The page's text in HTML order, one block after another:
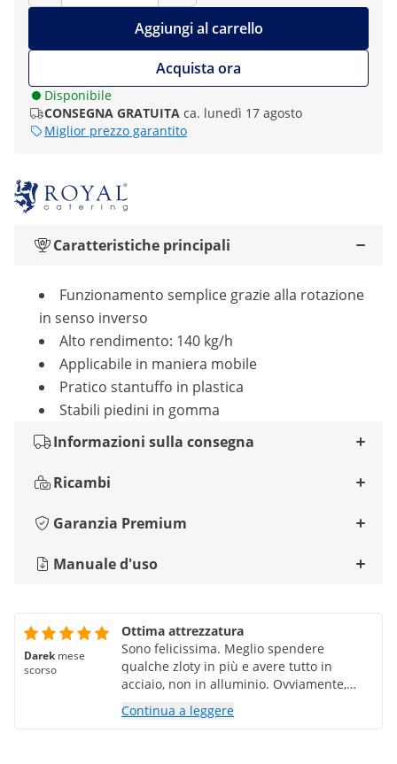
Aggiungi al carrello
Acquista ora
Disponibile
CONSEGNA GRATUITA ca. lunedì 17 agosto
Miglior prezzo garantito
Caratteristiche principali
Funzionamento semplice grazie alla rotazione
in senso inverso
Alto rendimento: 140 kg/h
Applicabile in maniera mobile
Pratico stantuffo in plastica
Stabili piedini in gomma
Informazioni sulla consegna
Ricambi
Garanzia Premium
Manuale d'uso
Darek mese
scorso
Ottima attrezzatura
Sono felicissima. Meglio spendere
qualche zloty in più e avere tutto in
acciaio, non in alluminio. Ovviamente,
avevano tutto anche in alluminio. L'unica
cosa che il produttore non mi ha detto è
Continua a leggere